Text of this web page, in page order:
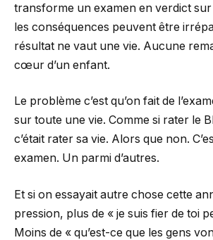
transforme un examen en verdict
les conséquences peuvent être
résultat ne vaut une vie. Aucune
cœur d’un enfant.
Le problème c’est qu’on fait de
sur toute une vie. Comme si rater le
c’était rater sa vie. Alors que non.
examen. Un parmi d’autres.
Et si on essayait autre chose cette
pression, plus de « je suis fier de toi
Moins de « qu’est-ce que les gens